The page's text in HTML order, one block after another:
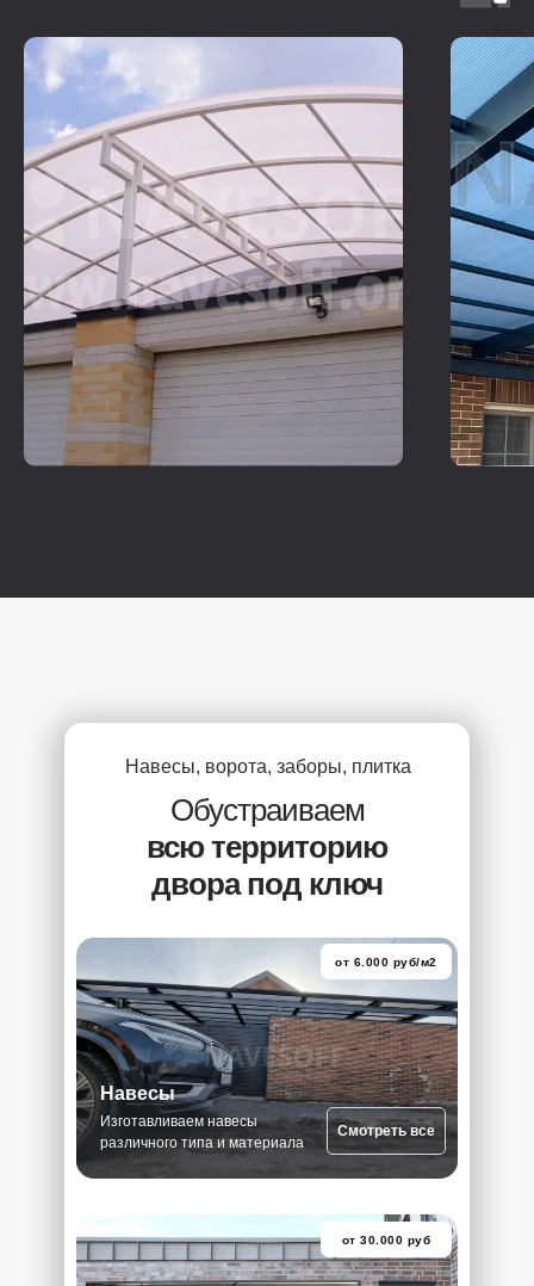
Навесы, ворота, заборы, плитка
Обустраиваем
всю территорию
двора под ключ
от 30.000 руб
Навесы
Изготавливаем навесы
различного типа и материала
от 6.000 руб/м2
Смотреть все